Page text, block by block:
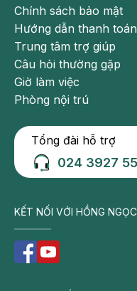
Chính sách bảo mật
Hướng dẫn thanh toán
Trung tâm trợ giúp
Câu hỏi thường gặp
Giờ làm việc
Phòng nội trú
Tổng đài hỗ trợ
024 3927
KẾT NỐI VỚI HỒNG NGỌC